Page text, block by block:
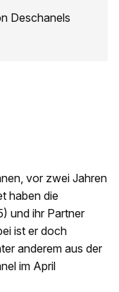
Deschanels
vor zwei Jahren
haben die
und ihr Partner
ist er doch
anderem aus der
im April